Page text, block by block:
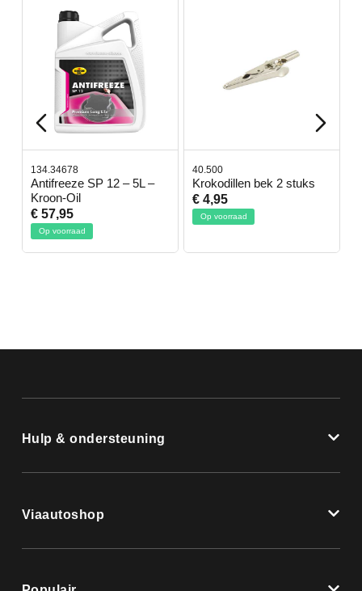
134.34678
Antifreeze SP 12 – 5L –
Kroon-Oil
€ 57,95
Op voorraad
40.500
Krokodillen bek 2 stuks
€ 4,95
Op voorraad
Hulp & ondersteuning
Viaautoshop